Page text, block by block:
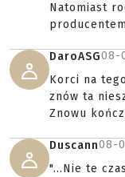
Natomiast
DaroASG08-
Korci na
znów ta
Znowu
Duscann08-
"...Nie te